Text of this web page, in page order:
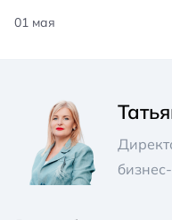
01 мая